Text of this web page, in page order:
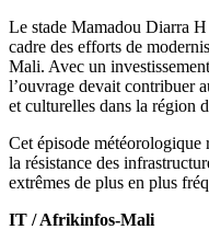
Le stade Mamadou Diarra
cadre des efforts de
Mali. Avec un
l’ouvrage devait contribuer
et culturelles dans la région
Cet épisode météorologique
la résistance des
extrêmes de plus en plus
IT / Afrikinfos-Mali